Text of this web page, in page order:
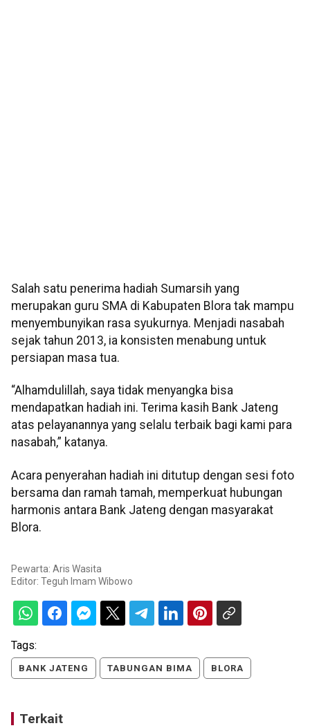
Salah satu penerima hadiah Sumarsih yang
merupakan guru SMA di Kabupaten Blora tak mampu
menyembunyikan rasa syukurnya. Menjadi nasabah
sejak tahun 2013, ia konsisten menabung untuk
persiapan masa tua.
“Alhamdulillah, saya tidak menyangka bisa
mendapatkan hadiah ini. Terima kasih Bank Jateng
atas pelayanannya yang selalu terbaik bagi kami para
nasabah,” katanya.
Acara penyerahan hadiah ini ditutup dengan sesi foto
bersama dan ramah tamah, memperkuat hubungan
harmonis antara Bank Jateng dengan masyarakat
Blora.
Pewarta: Aris Wasita
Editor: Teguh Imam Wibowo
Tags:
BANK JATENG TABUNGAN BIMA BLORA
Terkait